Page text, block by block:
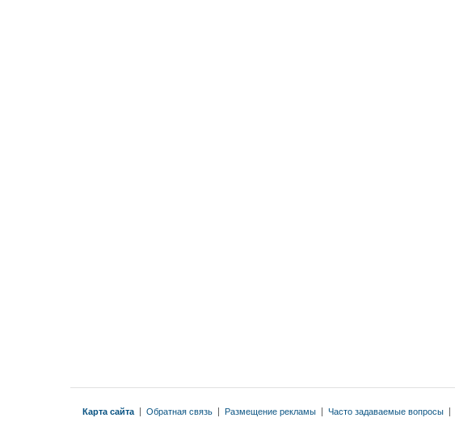
Карта сайта | Обратная связь | Размещение рекламы | Часто задаваемые вопросы |